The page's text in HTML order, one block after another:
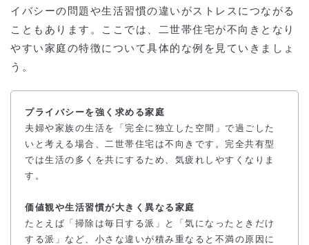
イバシーの問題や生活習慣の違いがストレスにつながる
こともあります。ここでは、二世帯住宅が不向きとなり
やすい家庭の特徴について具体的な例を見ていきましょ
う。
プライバシーを強く求める家庭
夫婦や家族の生活を「完全に独立した空間」で過ごした
いと考える場合、二世帯住宅は不向きです。完全共有型
では生活の多くを共にするため、気疲れしやすくなりま
す。
価値観や生活習慣が大きく異なる家庭
たとえば「掃除は毎日する派」と「気になったときだけ
する派」など、小さな違いが積み重なると不満の原因に